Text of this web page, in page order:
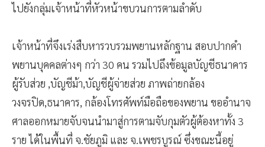
ไปยังกลุ่มเจ้าหน้าที่หัวหน้าขบวนการตามลำดับ
เจ้าหน้าที่จึงเร่งสืบหารวบรวมพยานหลักฐาน สอบปากคำ
พยานบุคคลต่างๆ กว่า 30 คน รวมไปถึงข้อมูลบัญชีธนาคาร
ผู้รับส่วย ,บัญชีม้า,บัญชีผู้จ่ายส่วย ภาพถ่ายกล้อง
วงจรปิด,ธนาคาร, กล้องโทรศัพท์มือถือของพยาน ขออำนาจ
ศาลออกหมายจับจนนำมาสู่การตามจับกุมตัวผู้ต้องหาทั้ง 3
ราย ได้ในพื้นที่ จ.ชัยภูมิ และ จ.เพชรบูรณ์ ซึ่งขณะนี้อยู่